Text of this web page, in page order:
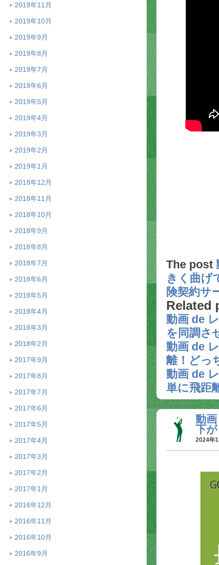
2019年11月
2019年10月
2019年9月
2019年8月
2019年7月
2019年6月
2019年5月
2019年4月
2019年3月
2019年2月
2019年1月
2018年12月
2018年11月
2018年10月
2018年9月
2018年8月
2018年7月
2018年6月
2018年5月
2018年4月
2018年3月
2018年2月
2017年9月
2017年8月
2017年7月
2017年6月
2017年5月
2017年4月
2017年3月
2017年2月
2017年1月
2016年12月
2016年11月
2016年10月
2016年9月
The post
きく曲
険契約サ
Related
動画 de
を同調さ
動画 de
離！どっ
動画 de
単に飛距
動
下
2024年